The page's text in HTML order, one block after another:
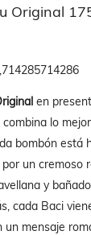
Original
en
lo
bombón está
un cremoso
y
cada Baci
un mensaje